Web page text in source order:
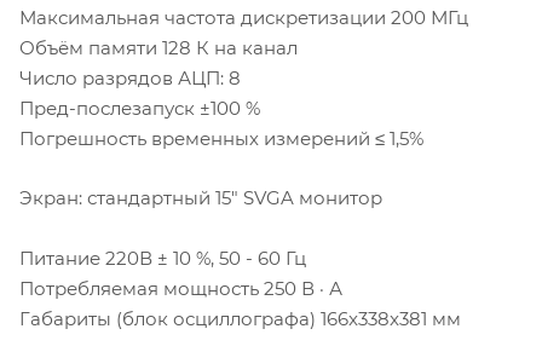
Максимальная частота дискретизации 200 МГц
Объём памяти 128 К на канал
Число разрядов АЦП: 8
Пред-послезапуск ±100 %
Погрешность временных измерений ≤ 1,5%
Экран: стандартный 15" SVGA монитор
Питание 220В ± 10 %, 50 - 60 Гц
Потребляемая мощность 250 В · А
Габариты (блок осциллографа) 166x338x381 мм